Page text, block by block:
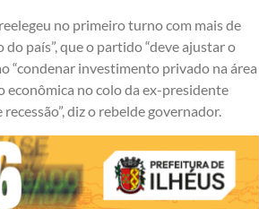
no primeiro turno com mais de
país”, que o partido “deve ajustar o
“condenar investimento privado na área
econômica no colo da ex-presidente
diz o rebelde governador.